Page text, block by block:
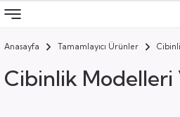
Geri Dön
Geri Dön
Geri Dön
Geri Dön
Ürünler
Anasayfa Tamamlayıcı Ürünler
Cibinlik Modelleri